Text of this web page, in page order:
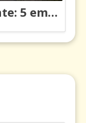
Resiliencia migrante: 5 emociones y cómo gestionarlas